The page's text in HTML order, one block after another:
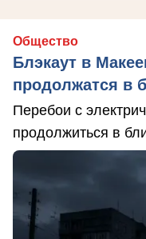
Общество
Блэкаут в
продолжатся в
Перебои с
продолжиться в